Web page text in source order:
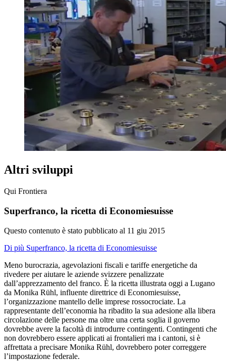
Altri sviluppi
Qui Frontiera
Superfranco, la ricetta di Economiesuisse
Questo contenuto è stato pubblicato al 11 giu 2015
Di più Superfranco, la ricetta di Economiesuisse
Meno burocrazia, agevolazioni fiscali e tariffe energetiche da
rivedere per aiutare le aziende svizzere penalizzate
dall’apprezzamento del franco. È la ricetta illustrata oggi a Lugano
da Monika Rühl, influente direttrice di Economiesuisse,
l’organizzazione mantello delle imprese rossocrociate. La
rappresentante dell’economia ha ribadito la sua adesione alla libera
circolazione delle persone ma oltre una certa soglia il governo
dovrebbe avere la facoltà di introdurre contingenti. Contingenti che
non dovrebbero essere applicati ai frontalieri ma i cantoni, si è
affrettata a precisare Monika Rühl, dovrebbero poter correggere
l’impostazione federale.